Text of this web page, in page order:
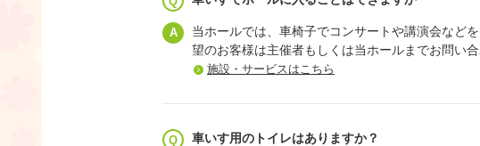
当ホールでは、車椅子でコンサートや講演会など
望のお客様は主催者もしくは当ホールまでお問い合
施設・サービスはこちら
車いす用のトイレはありますか？